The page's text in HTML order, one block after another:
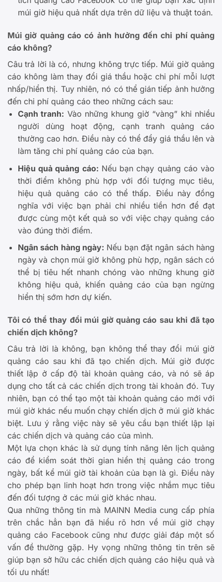
múi giờ hiệu quả nhất dựa trên dữ liệu và thuật toán.
Múi giờ quảng cáo có ảnh hưởng đến chi phí quảng
cáo không?
Câu trả lời là có, nhưng không trực tiếp. Múi giờ quảng
cáo không làm thay đổi giá thầu hoặc chi phí mỗi lượt
nhấp/hiển thị. Tuy nhiên, nó có thể gián tiếp ảnh hưởng
đến chi phí quảng cáo theo những cách sau:
Cạnh tranh: Vào những khung giờ “vàng” khi nhiều
người dùng hoạt động, cạnh tranh quảng cáo
thường cao hơn. Điều này có thể đẩy giá thầu lên và
làm tăng chi phí quảng cáo của bạn.
Hiệu quả quảng cáo: Nếu bạn chạy quảng cáo vào
thời điểm không phù hợp với đối tượng mục tiêu,
hiệu quả quảng cáo có thể thấp. Điều này đồng
nghĩa với việc bạn phải chi nhiều tiền hơn để đạt
được cùng một kết quả so với việc chạy quảng cáo
vào đúng thời điểm.
Ngân sách hàng ngày: Nếu bạn đặt ngân sách hàng
ngày và chọn múi giờ không phù hợp, ngân sách có
thể bị tiêu hết nhanh chóng vào những khung giờ
không hiệu quả, khiến quảng cáo của bạn ngừng
hiển thị sớm hơn dự kiến.
Tôi có thể thay đổi múi giờ quảng cáo sau khi đã tạo
chiến dịch không?
Câu trả lời là không, bạn không thể thay đổi múi giờ
quảng cáo sau khi đã tạo chiến dịch. Múi giờ được
thiết lập ở cấp độ tài khoản quảng cáo, và nó sẽ áp
dụng cho tất cả các chiến dịch trong tài khoản đó. Tuy
nhiên, bạn có thể tạo một tài khoản quảng cáo mới với
múi giờ khác nếu muốn chạy chiến dịch ở múi giờ khác
biệt. Lưu ý rằng việc này sẽ yêu cầu bạn thiết lập lại
các chiến dịch và quảng cáo của mình.
Một lựa chọn khác là sử dụng tính năng lên lịch quảng
cáo để kiểm soát thời gian hiển thị quảng cáo trong
ngày, bất kể múi giờ tài khoản của bạn là gì. Điều này
cho phép bạn linh hoạt hơn trong việc nhắm mục tiêu
đến đối tượng ở các múi giờ khác nhau.
Qua những thông tin mà MAINN Media cung cấp phía
trên chắc hẳn bạn đã hiểu rõ hơn về múi giờ chạy
quảng cáo Facebook cũng như được giải đáp một số
vấn đề thường gặp. Hy vọng những thông tin trên sẽ
giúp bạn sở hữu các chiến dịch quảng cáo hiệu quả và
tối ưu nhất!